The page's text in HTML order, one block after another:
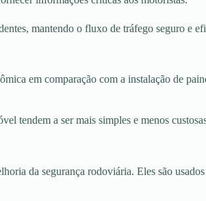
mantendo o fluxo de tráfego seguro e
em comparação com a instalação de
tendem a ser mais simples e menos
da segurança rodoviária. Eles são